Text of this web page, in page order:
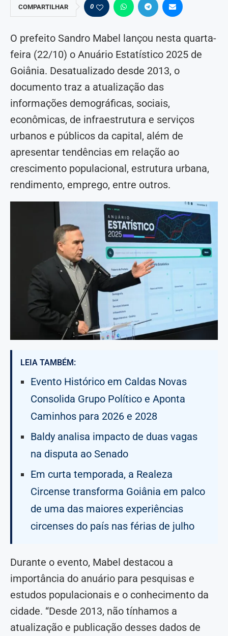
COMPARTILHAR 0
O prefeito Sandro Mabel lançou nesta quarta-
feira (22/10) o Anuário Estatístico 2025 de
Goiânia. Desatualizado desde 2013, o
documento traz a atualização das
informações demográficas, sociais,
econômicas, de infraestrutura e serviços
urbanos e públicos da capital, além de
apresentar tendências em relação ao
crescimento populacional, estrutura urbana,
rendimento, emprego, entre outros.
LEIA TAMBÉM:
Evento Histórico em Caldas Novas
Consolida Grupo Político e Aponta
Caminhos para 2026 e 2028
Baldy analisa impacto de duas vagas
na disputa ao Senado
Em curta temporada, a Realeza
Circense transforma Goiânia em palco
de uma das maiores experiências
circenses do país nas férias de julho
Durante o evento, Mabel destacou a
importância do anuário para pesquisas e
estudos populacionais e o conhecimento da
cidade. “Desde 2013, não tínhamos a
atualização e publicação desses dados de